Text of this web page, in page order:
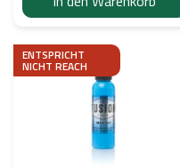
ENTSPRICHT
NICHT REACH